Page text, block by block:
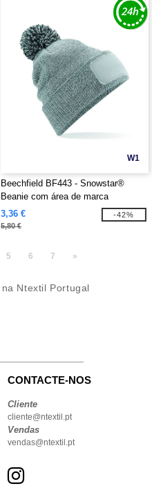
W1
Beechfield BF443 - Snowstar®
Beanie com área de marca
3,36 €
5,80 €
-42%
5 6 7 »
na Ntextil Portugal
CONTACTE-NOS
Cliente
cliente@ntextil.pt
Vendas
vendas@ntextil.pt